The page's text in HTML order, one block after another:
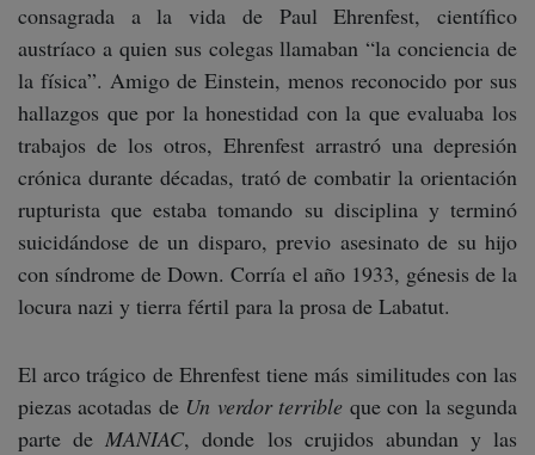
consagrada a la vida de Paul Ehrenfest, científico
austríaco a quien sus colegas llamaban “la conciencia de
la física”. Amigo de Einstein, menos reconocido por sus
hallazgos que por la honestidad con la que evaluaba los
trabajos de los otros, Ehrenfest arrastró una depresión
crónica durante décadas, trató de combatir la orientación
rupturista que estaba tomando su disciplina y terminó
suicidándose de un disparo, previo asesinato de su hijo
con síndrome de Down. Corría el año 1933, génesis de la
locura nazi y tierra fértil para la prosa de Labatut.
El arco trágico de Ehrenfest tiene más similitudes con las
piezas acotadas de Un verdor terrible que con la segunda
parte deMANIAC, donde los crujidos abundan y las